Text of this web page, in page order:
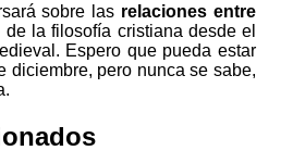
sobre las relaciones entre
la filosofía cristiana desde el
Espero que pueda estar
diciembre, pero nunca se sabe,